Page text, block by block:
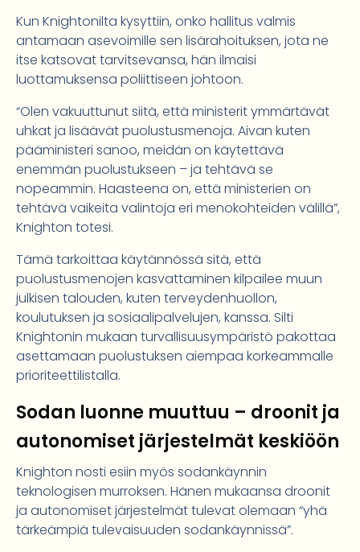
Kun Knightonilta kysyttiin, onko hallitus valmis
antamaan asevoimille sen lisärahoituksen, jota ne
itse katsovat tarvitsevansa, hän ilmaisi
luottamuksensa poliittiseen johtoon.
“Olen vakuuttunut siitä, että ministerit ymmärtävät
uhkat ja lisäävät puolustusmenoja. Aivan kuten
pääministeri sanoo, meidän on käytettävä
enemmän puolustukseen – ja tehtävä se
nopeammin. Haasteena on, että ministerien on
tehtävä vaikeita valintoja eri menokohteiden välillä”,
Knighton totesi.
Tämä tarkoittaa käytännössä sitä, että
puolustusmenojen kasvattaminen kilpailee muun
julkisen talouden, kuten terveydenhuollon,
koulutuksen ja sosiaalipalvelujen, kanssa. Silti
Knightonin mukaan turvallisuusympäristö pakottaa
asettamaan puolustuksen aiempaa korkeammalle
prioriteettilistalla.
Sodan luonne muuttuu – droonit ja
autonomiset järjestelmät keskiöön
Knighton nosti esiin myös sodankäynnin
teknologisen murroksen. Hänen mukaansa droonit
ja autonomiset järjestelmät tulevat olemaan “yhä
tärkeämpiä tulevaisuuden sodankäynnissä”.